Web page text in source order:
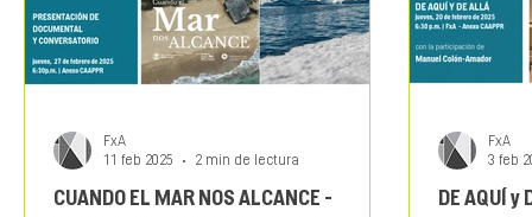
CUANDO EL MAR NOS ALCANCE -
FxA
11 feb 2025
2 min de lectura
DE AQUÍ
FxA
3 feb